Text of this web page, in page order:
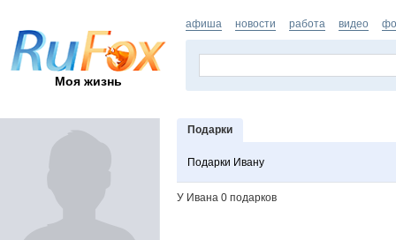
Моя жизнь
афиша новости работа видео
Подарки
Подарки Ивану
У Ивана 0 подарков